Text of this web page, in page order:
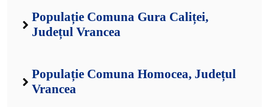
Populație Comuna Gura Caliței,
Județul Vrancea
Populație Comuna Homocea, Județul
Vrancea